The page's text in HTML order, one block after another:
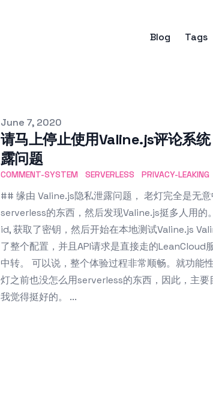
Blog Tags
Published on
June 7, 2020
请马上停止使用Valine.js评论系
露问题
COMMENT-SYSTEM SERVERLESS PRIVACY-LEAKING
## 缘由 Valine.js隐私泄露问题， 老灯完全是无
serverless的东西，然后发现Valine.js挺多人用的
id, 获取了密钥，然后开始在本地测试Valine.js
了整个配置，并且API请求是直接走的
中转。 可以说，整个体验过程非常顺畅。就功能
灯之前也没怎么用serverless的东西，因此，主
我觉得挺好的。 ...